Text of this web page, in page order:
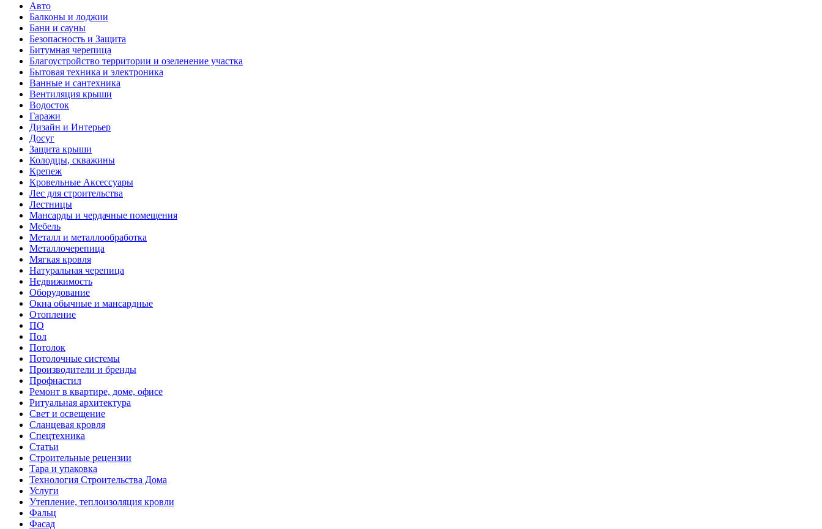
Авто
Балконы и лоджии
Бани и сауны
Безопасность и Защита
Битумная черепица
Благоустройство территории и озеленение участка
Бытовая техника и электроника
Ванные и сантехника
Вентиляция крыши
Водосток
Гаражи
Дизайн и Интерьер
Досуг
Защита крыши
Колодцы, скважины
Крепеж
Кровельные Аксессуары
Лес для строительства
Лестницы
Мансарды и чердачные помещения
Мебель
Металл и металлообработка
Металлочерепица
Мягкая кровля
Натуральная черепица
Недвижимость
Оборудование
Окна обычные и мансардные
Отопление
ПО
Пол
Потолок
Потолочные системы
Производители и бренды
Профнастил
Ремонт в квартире, доме, офисе
Ритуальная архитектура
Свет и освещение
Сланцевая кровля
Спецтехника
Статьи
Строительные рецензии
Тара и упаковка
Технология Строительства Дома
Услуги
Утепление, теплоизоляция кровли
Фальц
Фасад